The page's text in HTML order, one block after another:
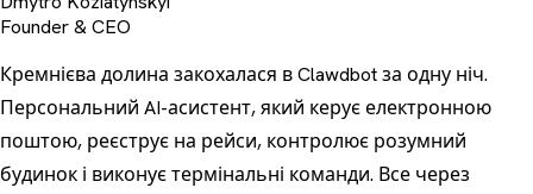
Founder & CEO
Кремнієва долина закохалася в Clawdbot за одну ніч.
Персональний AI-асистент, який керує електронною
поштою, реєструє на рейси, контролює розумний
будинок і виконує термінальні команди. Все через